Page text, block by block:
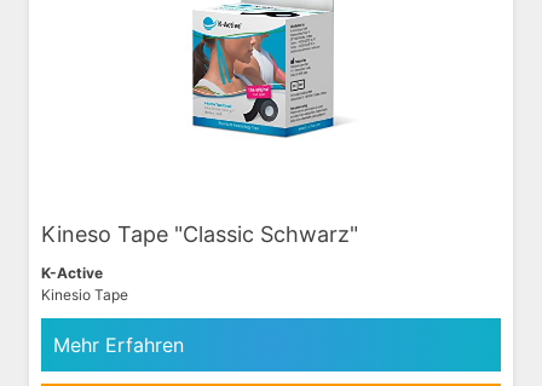
Kineso Tape "Classic Schwarz"
K-Active
Kinesio Tape
Mehr Erfahren